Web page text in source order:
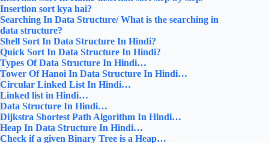
Insertion sort kya hai?
Searching In Data Structure/ What is the searching in
data structure?
Shell Sort In Data Structure In Hindi?
Quick Sort In Data Structure In Hindi?
Types Of Data Structure In Hindi…
Tower Of Hanoi In Data Structure In Hindi…
Circular Linked List In Hindi…
Linked list in Hindi…
Data Structure In Hindi…
Dijkstra Shortest Path Algorithm In Hindi…
Heap In Data Structure In Hindi…
Check if a given Binary Tree is a Heap…